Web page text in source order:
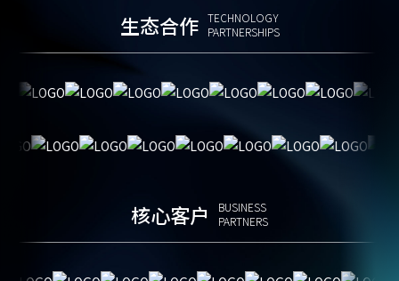
生态合作
TECHNOLOGY
PARTNERSHIPS
核心客户
BUSINESS
PARTNERS